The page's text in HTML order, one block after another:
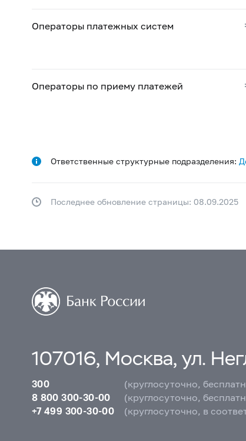
Операторы платежных систем
Операторы по приему платежей
Ответственные структурные подразделения:
Последнее обновление страницы: 08.09.2025
107016, Москва, ул.
300
(круглосуточно,
8 800 300-30-00
(круглосуточно,
+7 499 300-30-00
(круглосуточно, в